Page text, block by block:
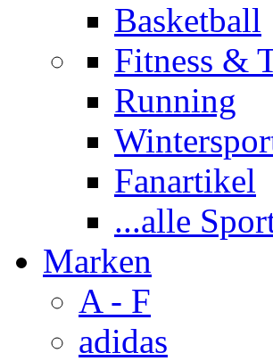
Basketball
Fitness &
Running
Fanartikel
...alle
Marken
A - F
adidas